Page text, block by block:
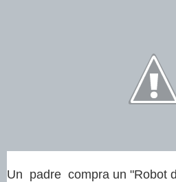
Un padre compra un "Robot